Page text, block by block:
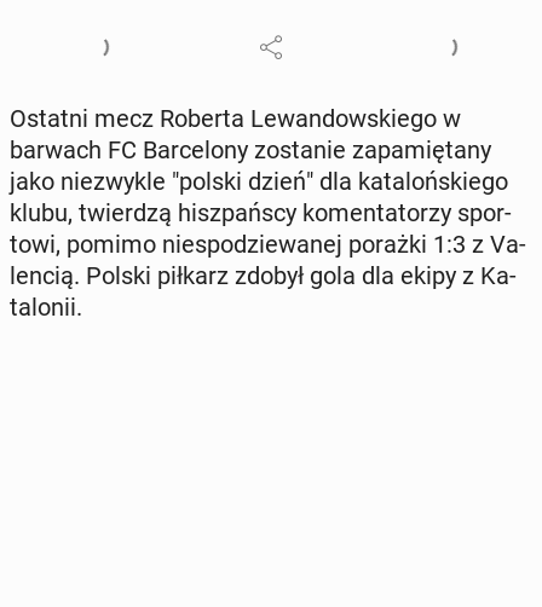
Ostatni mecz Roberta Le­wan­dow­skie­go w
barwach FC Bar­ce­lo­ny zo­sta­nie za­pa­mię­ta­ny
jako nie­zwy­kle "polski dzień" dla ka­ta­loń­skie­go
klubu, twier­dzą hisz­pań­scy ko­men­ta­to­rzy spor­
to­wi, pomimo nie­spo­dzie­wa­nej porażki 1:3 z Va­
len­cią. Polski piłkarz zdobył gola dla ekipy z Ka­
ta­lo­nii.